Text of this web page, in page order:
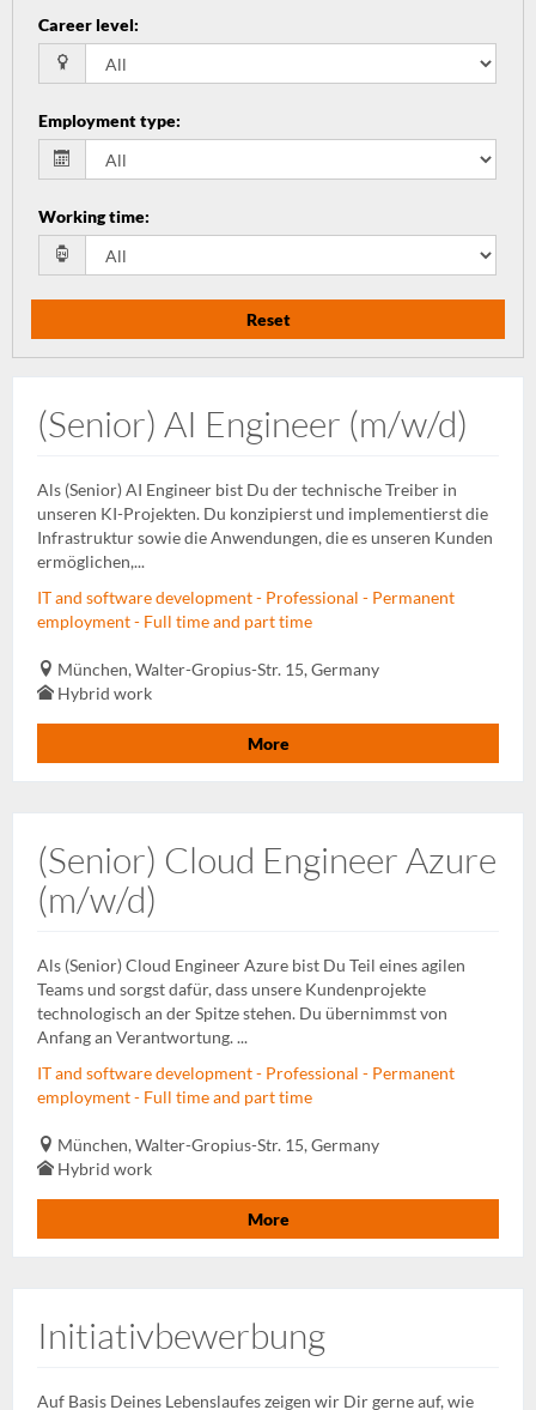
Career level:
Employment type:
Working time:
Reset
(Senior) AI Engineer (m/w/d)
Als (Senior) AI Engineer bist Du der technische Treiber in
unseren KI-Projekten. Du konzipierst und implementierst die
Infrastruktur sowie die Anwendungen, die es unseren Kunden
ermöglichen,...
IT and software development - Professional - Permanent
employment - Full time and part time
München, Walter-Gropius-Str. 15, Germany
Hybrid work
More
(Senior) Cloud Engineer Azure
(m/w/d)
Als (Senior) Cloud Engineer Azure bist Du Teil eines agilen
Teams und sorgst dafür, dass unsere Kundenprojekte
technologisch an der Spitze stehen. Du übernimmst von
Anfang an Verantwortung. ...
IT and software development - Professional - Permanent
employment - Full time and part time
München, Walter-Gropius-Str. 15, Germany
Hybrid work
More
Initiativbewerbung
Auf Basis Deines Lebenslaufes zeigen wir Dir gerne auf, wie